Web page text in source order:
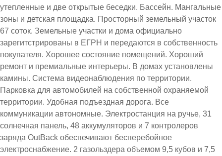
утепленные и две открытые беседки. Бассейн. Мангальные
зоны и детская площадка. Просторный земельный участок
67 соток. Земельные участки и дома официально
зарегитстрированы в ЕГРН и передаются в собственность
покупателя. Хорошее состояние помещений. Хороший
ремонт и премиальные интерьеры. В домах установлены
камины. Система видеонаблюдения по территории.
Парковка для автомобилей на собственной охраняемой
территории. Удобная подъездная дорога. Все
коммуникации автономные. Электростанция на ручье, 31
солнечная панель, 48 аккумуляторов и 7 контролеров
заряда OutBack обеспечивают бесперебойное
электроснабжение. 2 газольздера объемом 9,5 кубов и 7,5